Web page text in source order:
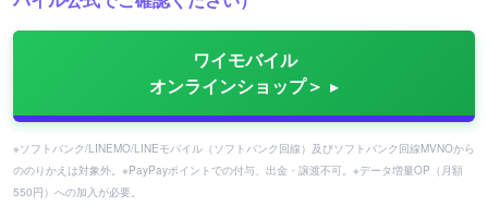
ワイモバイル
オンラインショップ＞
※ソフトバンク/LINEMO/LINEモバイル（ソフトバンク回線）及びソフトバンク回線MVNOから
ののりかえは対象外。※PayPayポイントでの付与、出金・譲渡不可。※データ増量OP（月額
550円）への加入が必要。